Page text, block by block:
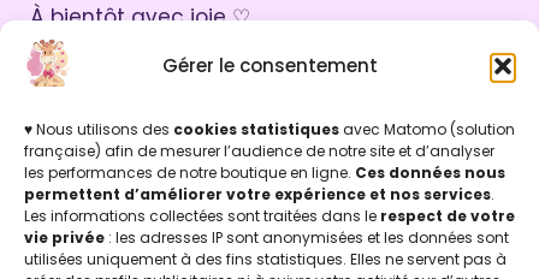
Gérer le consentement
♥ Nous utilisons des cookies statistiquesavec Matomo (solution
française) afin de mesurer l’audience de notre site et d’analyser
les performances de notre boutique en ligne. Ces données nous
permettent d’améliorer votre expérience et nos services.
Les informations collectées sont traitées dans le respect de votre
vie privée : les adresses IP sont anonymisées et les données sont
utilisées uniquement à des fins statistiques. Elles ne servent pas à
À bientôt avec joie ♡
Léti & Chris
Par ici !